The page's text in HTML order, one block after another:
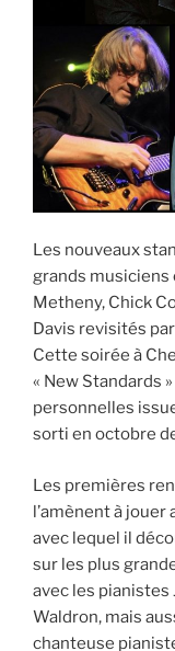
Les nouveaux
grands
Metheny, Chick
Davis revisités
Cette soirée à
« New Standards
personnelles
sorti en octobre
Les premières
l’amènent à
avec lequel il
sur les plus
avec les pianistes
Waldron, mais
chanteuse